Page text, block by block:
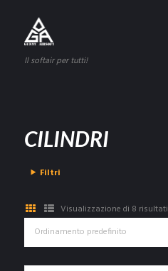
Il softair per tutti!
CILINDRI
Filtri
Visualizzazione di 8 risultati